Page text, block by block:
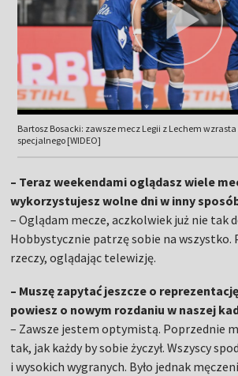
Bartosz Bosacki: zawsze mecz Legii z Lechem
specjalnego [WIDEO]
– Teraz weekendami oglądasz wiele
wykorzystujesz wolne dni w inny
– Oglądam mecze, aczkolwiek już nie tak
Hobbystycznie patrzę sobie na
rzeczy, oglądając telewizję.
– Muszę zapytać jeszcze o
powiesz o nowym rozdaniu w naszej
– Zawsze jestem optymistą. Poprzednie
tak, jak każdy by sobie życzył. Wszyscy
i wysokich wygranych. Było jednak